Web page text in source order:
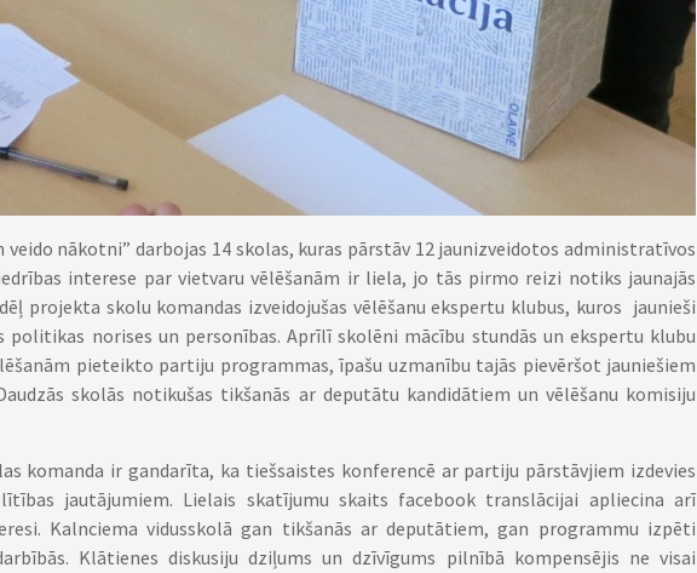
veido nākotni” darbojas 14 skolas, kuras pārstāv 12 jaunizveidotos administratīvos
interese par vietvaru vēlēšanām ir liela, jo tās pirmo reizi notiks jaunajās
projekta skolu komandas izveidojušas vēlēšanu ekspertu klubus, kuros jaunieši
politikas norises un personības. Aprīlī skolēni mācību stundās un ekspertu klubu
pieteikto partiju programmas, īpašu uzmanību tajās pievēršot jauniešiem
skolās notikušas tikšanās ar deputātu kandidātiem un vēlēšanu komisiju
komanda ir gandarīta, ka tiešsaistes konferencē ar partiju pārstāvjiem izdevies
jautājumiem. Lielais skatījumu skaits facebook translācijai apliecina arī
Kalnciema vidusskolā gan tikšanās ar deputātiem, gan programmu izpēti
Klātienes diskusiju dziļums un dzīvīgums pilnībā kompensējis ne visai